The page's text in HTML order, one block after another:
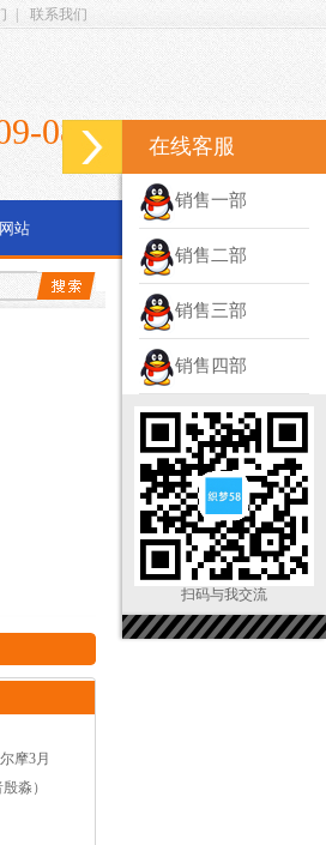
联系我们
087
站
摩3月
淼）
在线客服
销售一部
销售二部
销售三部
销售四部
扫码与我交流